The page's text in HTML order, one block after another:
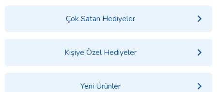
Çok Satan Hediyeler
Kişiye Özel Hediyeler
Yeni Ürünler